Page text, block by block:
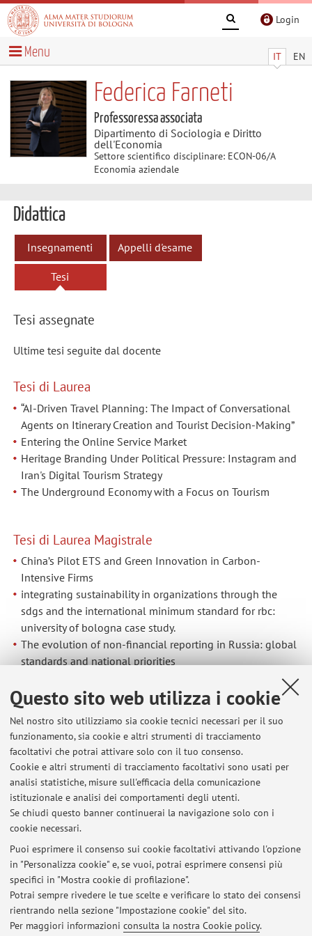
Questo sito web utilizza i cookie
Nel nostro sito utilizziamo sia cookie tecnici necessari per il suo
funzionamento, sia cookie e altri strumenti di tracciamento
facoltativi che potrai attivare solo con il tuo consenso.
Cookie e altri strumenti di tracciamento facoltativi sono usati per
analisi statistiche, misure sull'efficacia della comunicazione
istituzionale e analisi dei comportamenti degli utenti.
Se chiudi questo banner continuerai la navigazione solo con i
cookie necessari.
Puoi esprimere il consenso sui cookie facoltativi attivando l'opzione
in "Personalizza cookie" e, se vuoi, potrai esprimere consensi più
specifici in "Mostra cookie di profilazione".
Potrai sempre rivedere le tue scelte e verificare lo stato dei consensi
rientrando nella sezione "Impostazione cookie" del sito.
Per maggiori informazioni consulta la nostra Cookie policy.
Login
IT EN
Menu
Federica Farneti
Professoressa associata
Dipartimento di Sociologia e Diritto
dell'Economia
Settore scientifico disciplinare: ECON-06/A
Economia aziendale
Didattica
Insegnamenti Appelli d'esame
Tesi
Tesi assegnate
Ultime tesi seguite dal docente
Tesi di Laurea
“AI-Driven Travel Planning: The Impact of Conversational
Agents on Itinerary Creation and Tourist Decision-Making”
Entering the Online Service Market
Heritage Branding Under Political Pressure: Instagram and
Iran's Digital Tourism Strategy
The Underground Economy with a Focus on Tourism
Tesi di Laurea Magistrale
China’s Pilot ETS and Green Innovation in Carbon-
Intensive Firms
integrating sustainability in organizations through the
sdgs and the international minimum standard for rbc:
university of bologna case study.
The evolution of non-financial reporting in Russia: global
standards and national priorities
the role of csrd in addressing ethical issues in corporate
reporting
Understanding the European Union Corporate
Sustainability Reporting Directive (CSRD) and Its Global
Ripple Effects: A Study of Multinational Corporate
Adaptations in the European Union and the Indian
Context
What drives SMEs in the adoption of sustainability
management tools? Evidence from an Italian SME
Ultimi avvisi
Al momento non sono presenti avvisi.